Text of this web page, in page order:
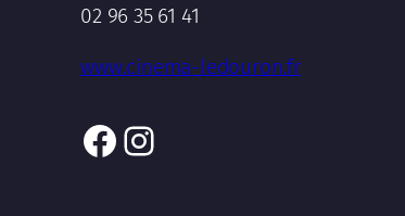
02 96 35 61 41
www.cinema-ledouron.fr
Facebook
Instagram